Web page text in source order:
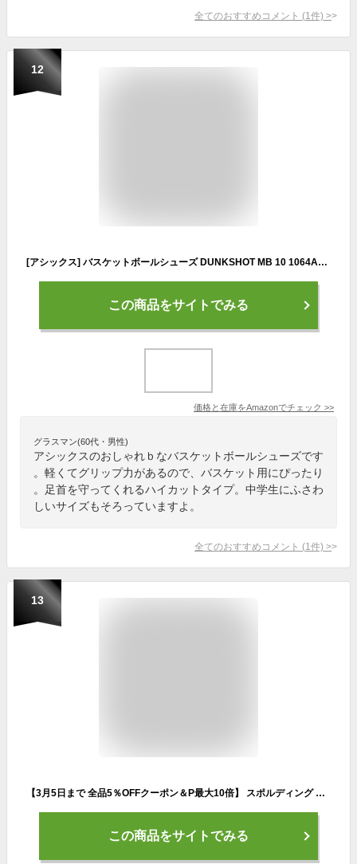
全てのおすすめコメント (1 件) >
12
[アシックス] バスケットボールシューズ DUNKSHOT MB 10 1064A019 ジュニア 101(ホワイト/キャリアグレー) 21.0 cm 2E
この商品をサイトでみる
価格と在庫をAmazonでチェック >>
グラスマン(60代・男性)
アシックスのおしゃれｂなバスケットボールシューズです
。軽くてグリップ力があるので、バスケット用にぴったり
。足首を守ってくれるハイカットタイプ。中学生にふさわ
しいサイズもそろっていますよ。
全てのおすすめコメント (1 件) >
13
【3月5日まで 全品5％OFFクーポン＆P最大10倍】 スポルディング SPALDING バスケット シューズバッグ ゴールド 42-002GD バッグ シューズケース バスケットボールシューズ バッシュ バスケ用品 部活 体育館 シューズ収納 バスケ部 42002GD
この商品をサイトでみる